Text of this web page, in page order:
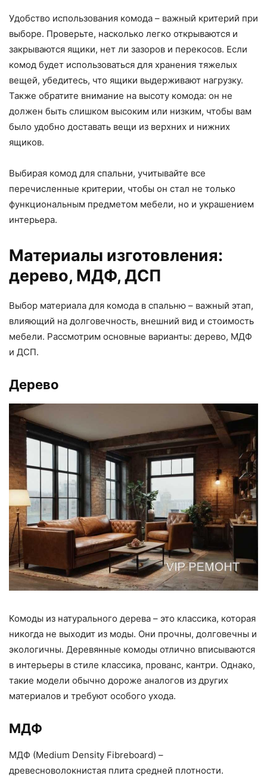
Удобство использования комода – важный критерий при
выборе. Проверьте, насколько легко открываются и
закрываются ящики, нет ли зазоров и перекосов. Если
комод будет использоваться для хранения тяжелых
вещей, убедитесь, что ящики выдерживают нагрузку.
Также обратите внимание на высоту комода: он не
должен быть слишком высоким или низким, чтобы вам
было удобно доставать вещи из верхних и нижних
ящиков.
Выбирая комод для спальни, учитывайте все
перечисленные критерии, чтобы он стал не только
функциональным предметом мебели, но и украшением
интерьера.
Материалы изготовления:
дерево, МДФ, ДСП
Выбор материала для комода в спальню – важный этап,
влияющий на долговечность, внешний вид и стоимость
мебели. Рассмотрим основные варианты: дерево, МДФ
и ДСП.
Дерево
Комоды из натурального дерева – это классика, которая
никогда не выходит из моды. Они прочны, долговечны и
экологичны. Деревянные комоды отлично вписываются
в интерьеры в стиле классика, прованс, кантри. Однако,
такие модели обычно дороже аналогов из других
материалов и требуют особого ухода.
МДФ
МДФ (Medium Density Fibreboard) –
древесноволокнистая плита средней плотности.